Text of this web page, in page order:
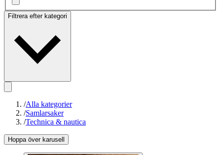
Filtrera efter kategori
/Alla kategorier
/Samlarsaker
/Technica & nautica
Hoppa över karusell